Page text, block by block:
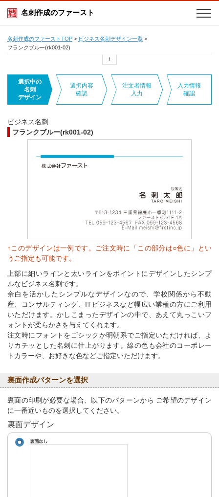
名刺作成のファースト
名刺作成のファーストTOP > ビジネス名刺デザイン一覧 >
フランクブルー(rk001-02)
+
選択中の
名刺
デザイン
選択内容
確認
注文者情報
入力
入力情報
確認
ビジネス名刺
フランクブルー(rk001-02)
↑このデザインは一例です。ご注文時に「この部分は○色に」とい
うご指定も可能です。
上部に細いラインと太いラインをポイントにデザインしたシンプ
ルなビジネス名刺です。
余白を活かしたシンプルなデザインなので、学校関係から不動
産、コンサルティング、ITビジネスなど幅広い業種の方にご利用
いただけます。かしこまったデザインの中で、あえて丸っこいフ
ォントが柔らかさを与えてくれます。
注文時にフォントをゴシックか明朝系でご指定いただければ、よ
りカチッとした名刺に仕上がります。線の色も会社のコーポレー
トカラーや、お好きな色などご指定いただけます。
裏面作成パターンを選択
裏面の印刷が必要な場合、以下のパターンから ご希望のデザイン
に一番近いものを選択してください。
裏面デザイン